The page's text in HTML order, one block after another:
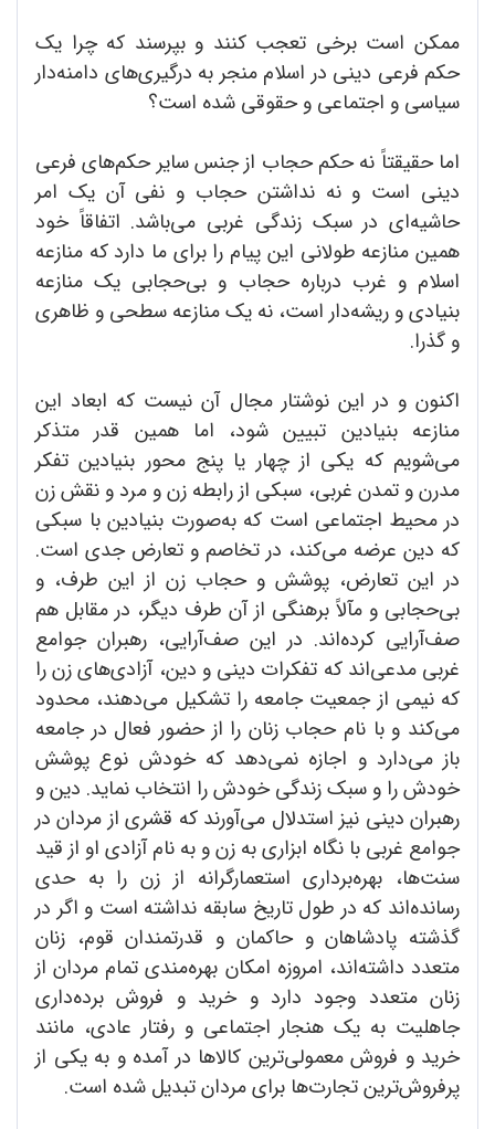
ممکن است برخی تعجب کنند و بپرسند که چرا یک
حکم فرعی دینی در اسلام منجر به درگیری‌های دامنه‌دار
سیاسی و اجتماعی و حقوقی شده است؟
اما حقیقتاً نه حکم حجاب از جنس سایر حکم‌های فرعی
دینی است و نه نداشتن حجاب و نفی آن یک امر
حاشیه‌ای در سبک زندگی غربی می‌باشد. اتفاقاً خود
همین منازعه طولانی این پیام را برای ما دارد که منازعه
اسلام و غرب درباره حجاب و بی‌حجابی یک منازعه
بنیادی و ریشه‌دار است، نه یک منازعه سطحی و ظاهری
و گذرا.
اکنون و در این نوشتار مجال آن نیست که ابعاد این
منازعه بنیادین تبیین شود، اما همین قدر متذکر
می‌شویم که یکی از چهار یا پنج محور بنیادین تفکر
مدرن و تمدن غربی، سبکی از رابطه زن و مرد و نقش زن
در محیط اجتماعی است که به‌صورت بنیادین با سبکی
که دین عرضه می‌کند، در تخاصم و تعارض جدی است.
در این تعارض، پوشش و حجاب زن از این طرف، و
بی‌حجابی و مآلاً برهنگی از آن طرف دیگر، در مقابل هم
صف‌آرایی کرده‌اند. در این صف‌آرایی، رهبران جوامع
غربی مدعی‌اند که تفکرات دینی و دین، آزادی‌های زن را
که نیمی از جمعیت جامعه را تشکیل می‌دهند، محدود
می‌کند و با نام حجاب زنان را از حضور فعال در جامعه
باز می‌دارد و اجازه نمی‌دهد که خودش نوع پوشش
خودش را و سبک زندگی خودش را انتخاب نماید. دین و
رهبران دینی نیز استدلال می‌آورند که قشری از مردان در
جوامع غربی با نگاه ابزاری به زن و به نام آزادی او از قید
سنت‌ها، بهره‌برداری استعمارگرانه از زن را به حدی
رسانده‌اند که در طول تاریخ سابقه نداشته است و اگر در
گذشته پادشاهان و حاکمان و قدرتمندان قوم، زنان
متعدد داشته‌اند، امروزه امکان بهره‌مندی تمام مردان از
زنان متعدد وجود دارد و خرید و فروش برده‌داری
جاهلیت به یک هنجار اجتماعی و رفتار عادی، مانند
خرید و فروش معمولی‌ترین کالاها در آمده و به یکی از
پرفروش‌ترین تجارت‌ها برای مردان تبدیل شده است.